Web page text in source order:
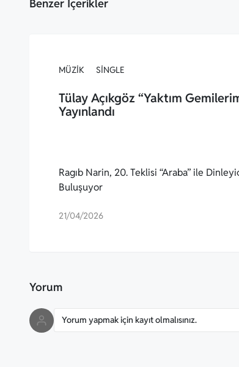
Benzer İçerikler
MÜZIK SINGLE
Tülay Açıkgöz “Yaktım
Yayınlandı
Ragıb Narin, 20. Teklisi “Araba” ile
Buluşuyor
21/04/2026
Yorum
Yorum yapmak için kayıt olmalısınız.